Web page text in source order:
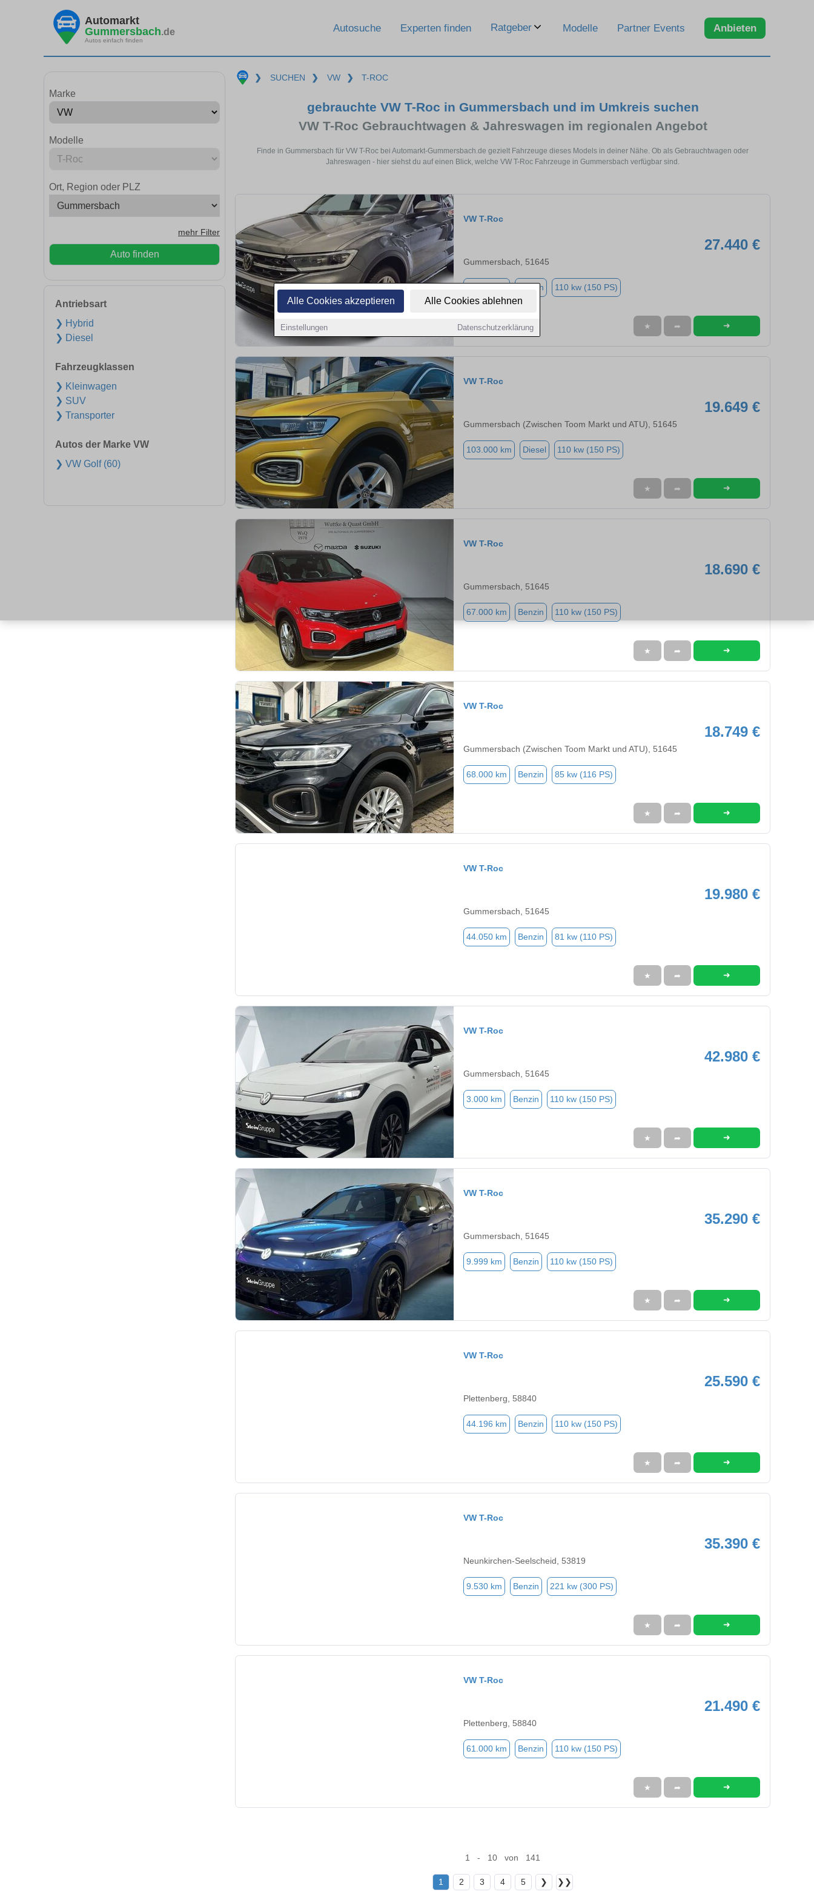
Alle Cookies akzeptieren Alle Cookies ablehnen
Einstellungen Datenschutzerklärung
Automarkt
Gummersbach.de
Autos einfach finden
Autosuche Experten finden Ratgeber Modelle Partner Events Anbieten
Marke
Modelle
Ort, Region oder PLZ
mehr Filter
Auto finden
Antriebsart
❯ Hybrid
❯ Diesel
Fahrzeugklassen
❯ Kleinwagen
❯ SUV
❯ Transporter
Autos der Marke VW
❯ VW Golf (60)
❯ SUCHEN ❯ VW ❯ T-ROC
gebrauchte VW T-Roc in Gummersbach und im Umkreis suchen
VW T-Roc Gebrauchtwagen & Jahreswagen im regionalen Angebot
Finde in Gummersbach für VW T-Roc bei Automarkt-Gummersbach.de gezielt Fahrzeuge dieses Models in deiner Nähe. Ob als Gebrauchtwagen oder
Jahreswagen - hier siehst du auf einen Blick, welche VW T-Roc Fahrzeuge in Gummersbach verfügbar sind.
VW T-Roc
27.440 €
Gummersbach, 51645
Benzin 110 kw (150 PS)
★ ➦ ➜
VW T-Roc
19.649 €
Gummersbach (Zwischen Toom Markt und ATU), 51645
103.000 km Diesel 110 kw (150 PS)
★ ➦ ➜
VW T-Roc
18.690 €
Gummersbach, 51645
67.000 km Benzin 110 kw (150 PS)
★ ➦ ➜
VW T-Roc
18.749 €
Gummersbach (Zwischen Toom Markt und ATU), 51645
68.000 km Benzin 85 kw (116 PS)
★ ➦ ➜
VW T-Roc
19.980 €
Gummersbach, 51645
44.050 km Benzin 81 kw (110 PS)
★ ➦ ➜
VW T-Roc
42.980 €
Gummersbach, 51645
3.000 km Benzin 110 kw (150 PS)
★ ➦ ➜
VW T-Roc
35.290 €
Gummersbach, 51645
9.999 km Benzin 110 kw (150 PS)
★ ➦ ➜
VW T-Roc
25.590 €
Plettenberg, 58840
44.196 km Benzin 110 kw (150 PS)
★ ➦ ➜
VW T-Roc
35.390 €
Neunkirchen-Seelscheid, 53819
9.530 km Benzin 221 kw (300 PS)
★ ➦ ➜
VW T-Roc
21.490 €
Plettenberg, 58840
61.000 km Benzin 110 kw (150 PS)
★ ➦ ➜
1 - 10 von 141
1 2 3 4 5 ❯ ❯❯